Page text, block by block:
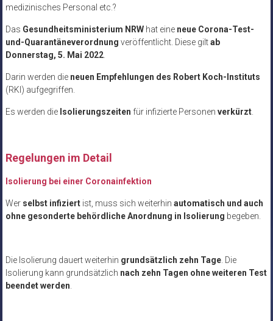
medizinisches Personal etc.?
Das Gesundheitsministerium NRWhat eine neue Corona-Test-
und-Quarantäneverordnung veröffentlicht. Diese giltab
Donnerstag, 5. Mai 2022.
Darin werden die neuen Empfehlungen des Robert Koch-Instituts
(RKI) aufgegriffen.
Es werden die Isolierungszeiten für infizierte Personen verkürzt.
Regelungen im Detail
Isolierung bei einer Coronainfektion
Wer selbst infiziertist, muss sich weiterhin automatisch und auch
ohne gesonderte behördliche Anordnung in Isolierung begeben.
Die Isolierung dauert weiterhin grundsätzlich zehn Tage. Die
Isolierung kann grundsätzlich nach zehn Tagen ohne weiteren Test
beendet werden